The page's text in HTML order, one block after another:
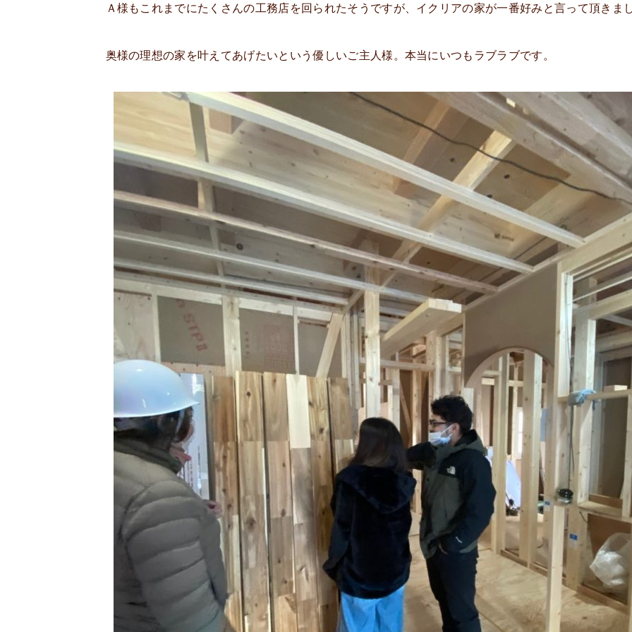
Ａ様もこれまでにたくさんの工務店を回られたそうですが、イクリアの家が一番好みと言って頂きま
奥様の理想の家を叶えてあげたいという優しいご主人様。本当にいつもラブラブです。